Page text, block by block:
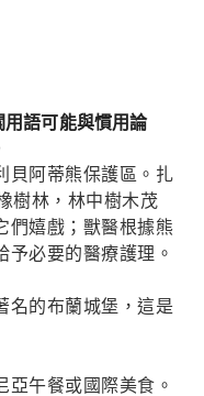
語可能與慣用論
貝阿蒂熊保護區。扎
樹林，林中樹木茂
們嬉戲；獸醫根據熊
予必要的醫療護理。
名的布蘭城堡，這是
亞午餐或國際美食。